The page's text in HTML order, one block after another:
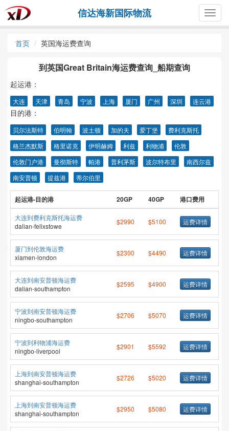
信达海新国际物流
首页 英国海运费查询
到英国Great Britain海运费查询_船期查询
起运港：
大连 天津 青岛 宁波 上海 厦门 广州 深圳 连云港
目的港：
贝尔法斯特 伯明翰 波土顿 加的夫 爱丁堡
费利克斯托
格兰杰默斯
格里诺克 伊明赫姆 利兹 利物浦
伦敦
伦敦门户港
曼彻斯特 帕港 普利茅斯 波尔特布里
南西尔兹
南安普顿
提兹港 蒂尔伯里
起运港-目的港 20GP 40GP 港口费用
大连到费利克斯托海运费
dalian-felixstowe
$2990 $5100 运费详情
厦门到伦敦海运费
xiamen-london
$2300 $4490 运费详情
大连到南安普顿海运费
dalian-southampton
$2595 $4900 运费详情
宁波到南安普顿海运费
ningbo-southampton
$2706 $5070 运费详情
宁波到利物浦海运费
ningbo-liverpool
$2901 $5592 运费详情
上海到南安普顿海运费
shanghai-southampton
$2726 $5020 运费详情
上海到南安普顿海运费
shanghai-southampton
$2950 $5080 运费详情